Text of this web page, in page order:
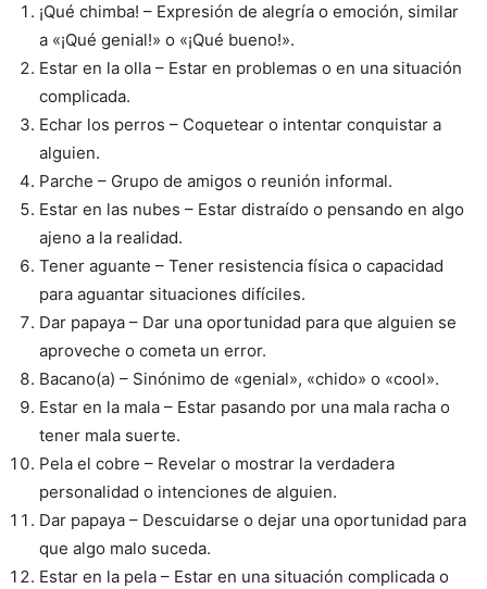
¡Qué chimba! – Expresión de alegría o emoción, similar
a «¡Qué genial!» o «¡Qué bueno!».
Estar en la olla – Estar en problemas o en una situación
complicada.
Echar los perros – Coquetear o intentar conquistar a
alguien.
Parche – Grupo de amigos o reunión informal.
Estar en las nubes – Estar distraído o pensando en algo
ajeno a la realidad.
Tener aguante – Tener resistencia física o capacidad
para aguantar situaciones difíciles.
Dar papaya – Dar una oportunidad para que alguien se
aproveche o cometa un error.
Bacano(a) – Sinónimo de «genial», «chido» o «cool».
Estar en la mala – Estar pasando por una mala racha o
tener mala suerte.
Pela el cobre – Revelar o mostrar la verdadera
personalidad o intenciones de alguien.
Dar papaya – Descuidarse o dejar una oportunidad para
que algo malo suceda.
Estar en la pela – Estar en una situación complicada o